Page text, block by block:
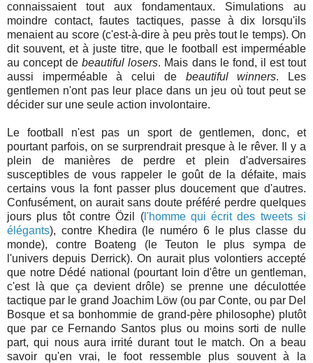
connaissaient tout aux fondamentaux. Simulations au
moindre contact, fautes tactiques, passe à dix lorsqu'ils
menaient au score (c'est-à-dire à peu près tout le temps). On
dit souvent, et à juste titre, que le football est imperméable
au concept debeautiful losers. Mais dans le fond, il est tout
aussi imperméable à celui de beautiful winners. Les
gentlemen n'ont pas leur place dans un jeu où tout peut se
décider sur une seule action involontaire.
Le football n'est pas un sport de gentlemen, donc, et
pourtant parfois, on se surprendrait presque à le rêver. Il y a
plein de manières de perdre et plein d'adversaires
susceptibles de vous rappeler le goût de la défaite, mais
certains vous la font passer plus doucement que d'autres.
Confusément, on aurait sans doute préféré perdre quelques
jours plus tôt contre Özil (l'homme qui écrit des tweets si
élégants), contre Khedira (le numéro 6 le plus classe du
monde), contre Boateng (le Teuton le plus sympa de
l'univers depuis Derrick). On aurait plus volontiers accepté
que notre Dédé national (pourtant loin d'être un gentleman,
c'est là que ça devient drôle) se prenne une déculottée
tactique par le grand Joachim Löw (ou par Conte, ou par Del
Bosque et sa bonhommie de grand-père philosophe) plutôt
que par ce Fernando Santos plus ou moins sorti de nulle
part, qui nous aura irrité durant tout le match. On a beau
savoir qu'en vrai, le foot ressemble plus souvent à la